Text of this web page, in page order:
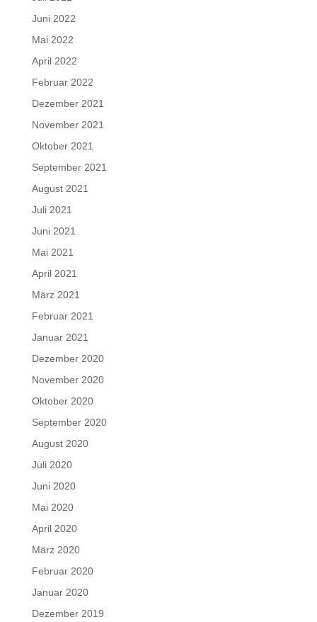
Juni 2022
Mai 2022
April 2022
Februar 2022
Dezember 2021
November 2021
Oktober 2021
September 2021
August 2021
Juli 2021
Juni 2021
Mai 2021
April 2021
März 2021
Februar 2021
Januar 2021
Dezember 2020
November 2020
Oktober 2020
September 2020
August 2020
Juli 2020
Juni 2020
Mai 2020
April 2020
März 2020
Februar 2020
Januar 2020
Dezember 2019